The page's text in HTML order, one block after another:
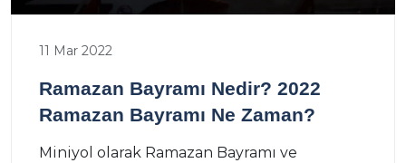
11 Mar 2022
Ramazan Bayramı Nedir? 2022
Ramazan Bayramı Ne Zaman?
Miniyol olarak Ramazan Bayramı ve